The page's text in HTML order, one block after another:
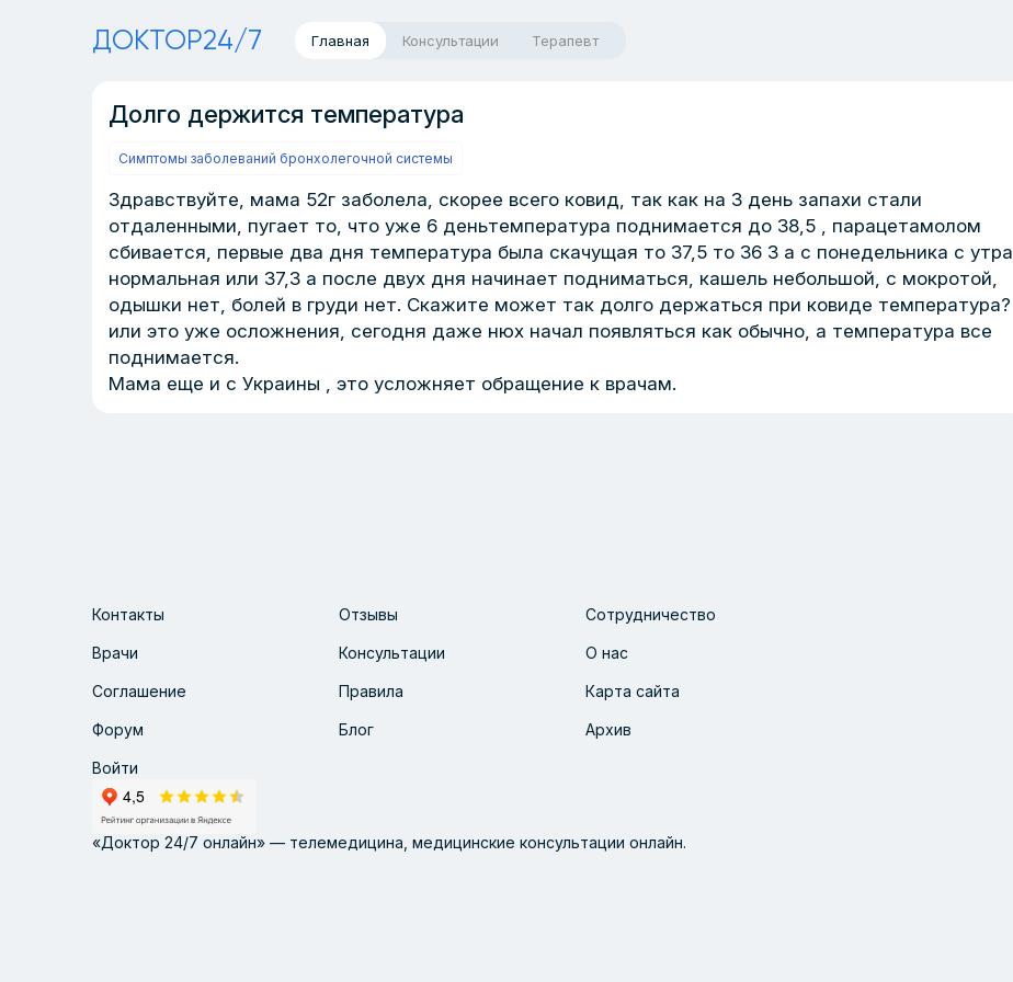
ДОКТОР24/7 Главная Консультации Терапевт
Долго держится температура
Симптомы заболеваний бронхолегочной системы
Здравствуйте, мама 52г заболела, скорее всего ковид, так как на 3 день запахи стали
отдаленными, пугает то, что уже 6 деньтемпература поднимается до 38,5 , парацетамолом
сбивается, первые два дня температура была скачущая то 37,5 то 36 3 а с понедельника с утра
нормальная или 37,3 а после двух дня начинает подниматься, кашель небольшой, с мокротой,
одышки нет, болей в груди нет. Скажите может так долго держаться при ковиде температура?
или это уже осложнения, сегодня даже нюх начал появляться как обычно, а температура все
поднимается.
Мама еще и с Украины , это усложняет обращение к врачам.
Контакты Отзывы Сотрудничество
Врачи Консультации О нас
Соглашение Правила Карта сайта
Форум Блог Архив
Войти
«Доктор 24/7 онлайн» — телемедицина, медицинские консультации онлайн.